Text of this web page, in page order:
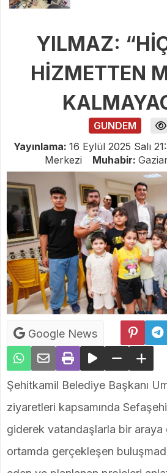
YILMAZ:
HİZMETTEN
GUNDEM
Yayınlama: 16 Eylül 2025 Salı
Merkezi
Muhabir:
Google News
Şehitkamil Belediye Başkanı
ziyaretleri kapsamında
giderek vatandaşlarla bir araya
ortamda gerçekleşen